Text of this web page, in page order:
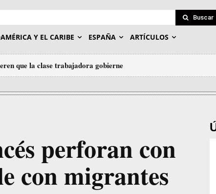
Buscar
Y EL CARIBE ESPAÑA ARTÍCULOS
que la clase trabajadora gobierne
perforan con
con migrantes